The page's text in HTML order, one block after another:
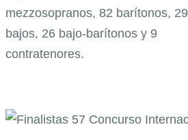
mezzosopranos, 82 barítonos, 29
bajos, 26 bajo-barítonos y 9
contratenores.